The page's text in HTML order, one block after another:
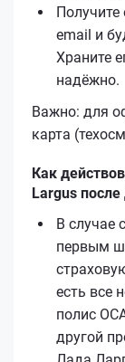
email и
Храните
надёжно.
Важно: для
карта
Как
Largus
В случае
первым
есть все
полис
другой